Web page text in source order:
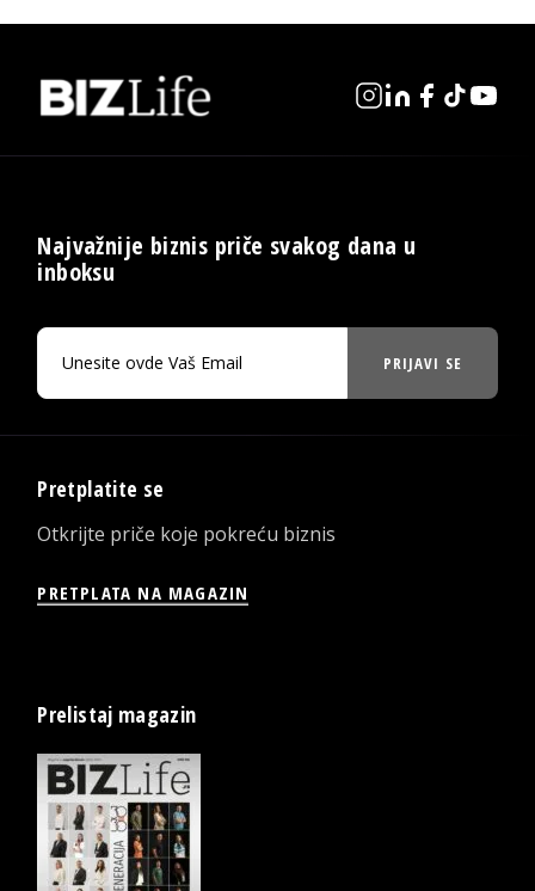
Najvažnije biznis priče svakog dana u
inboksu
PRIJAVI SE
Pretplatite se
Otkrijte priče koje pokreću biznis
PRETPLATA NA MAGAZIN
Prelistaj magazin